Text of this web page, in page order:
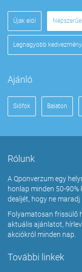
Újak elöl
Legnagyobb
Ajánló
Siófok Balaton
Rólunk
A Qponverzum egy
honlap minden 50-
dealjét, hogy ne
Folyamatosan frissülő
aktuális ajánlatot,
akciókról minden nap.
További linkek